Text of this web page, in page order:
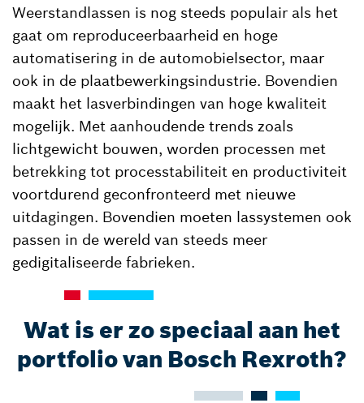
Weerstandlassen is nog steeds populair als het
gaat om reproduceerbaarheid en hoge
automatisering in de automobielsector, maar
ook in de plaatbewerkingsindustrie. Bovendien
maakt het lasverbindingen van hoge kwaliteit
mogelijk. Met aanhoudende trends zoals
lichtgewicht bouwen, worden processen met
betrekking tot processtabiliteit en productiviteit
voortdurend geconfronteerd met nieuwe
uitdagingen. Bovendien moeten lassystemen ook
passen in de wereld van steeds meer
gedigitaliseerde fabrieken.
Wat is er zo speciaal aan het
portfolio van Bosch Rexroth?